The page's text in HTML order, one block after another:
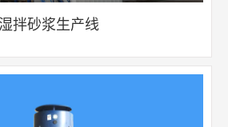
湿拌砂浆生产线